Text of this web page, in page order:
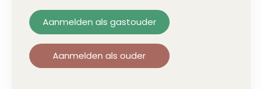
Aanmelden als gastouder
Aanmelden als ouder